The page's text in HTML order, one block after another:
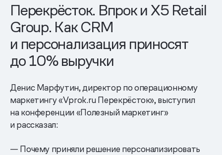
Перекрёсток. Впрок и X5 Retail
Group. Как CRM
и персонализация приносят
до 10% выручки
Денис Марфутин, директор по операционному
маркетингу «Vprok.ru Перекрёсток», выступил
на конференции «Полезный маркетинг»
и рассказал:
— Почему приняли решение персонализировать